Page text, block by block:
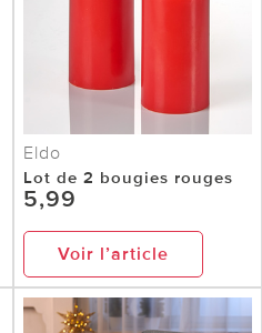
Eldo
Lot de 2 bougies rouges
5,99
Voir l’article